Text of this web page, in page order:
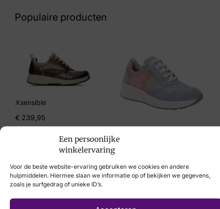
Een persoonlijke
winkelervaring
Voor de beste website-ervaring gebruiken we cookies en andere
hulpmiddelen. Hiermee slaan we informatie op of bekijken we gegevens,
zoals je surfgedrag of unieke ID’s.
Merk
Helioform
Artikelnummer
584.002-0353
Populaire producten
Xsensible
€ 239,95